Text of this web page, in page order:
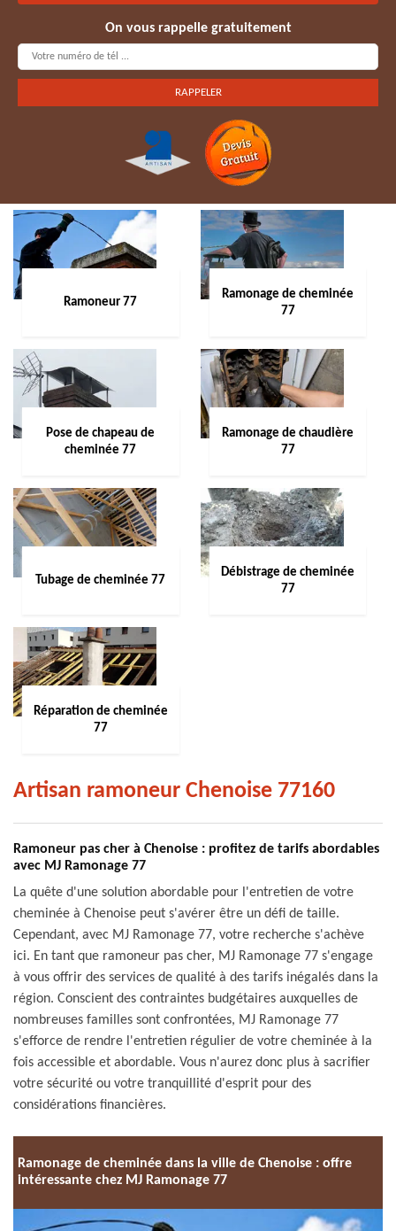
On vous rappelle gratuitement
Ramoneur 77
Ramonage de cheminée
77
Pose de chapeau de
cheminée 77
Ramonage de chaudière
77
Tubage de cheminée 77
Débistrage de cheminée
77
Réparation de cheminée
77
Artisan ramoneur Chenoise 77160
Ramoneur pas cher à Chenoise : profitez de tarifs abordables
avec MJ Ramonage 77
La quête d'une solution abordable pour l'entretien de votre
cheminée à Chenoise peut s'avérer être un défi de taille.
Cependant, avec MJ Ramonage 77, votre recherche s'achève
ici. En tant que ramoneur pas cher, MJ Ramonage 77 s'engage
à vous offrir des services de qualité à des tarifs inégalés dans la
région. Conscient des contraintes budgétaires auxquelles de
nombreuses familles sont confrontées, MJ Ramonage 77
s'efforce de rendre l'entretien régulier de votre cheminée à la
fois accessible et abordable. Vous n'aurez donc plus à sacrifier
votre sécurité ou votre tranquillité d'esprit pour des
considérations financières.
Ramonage de cheminée dans la ville de Chenoise : offre
intéressante chez MJ Ramonage 77